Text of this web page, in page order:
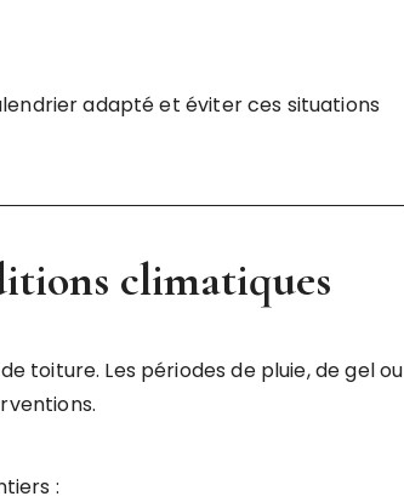
adapté et éviter ces situations
climatiques
toiture. Les périodes de pluie, de gel ou
: